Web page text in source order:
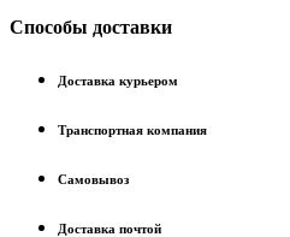
Способы доставки
Доставка курьером
Транспортная компания
Самовывоз
Доставка почтой